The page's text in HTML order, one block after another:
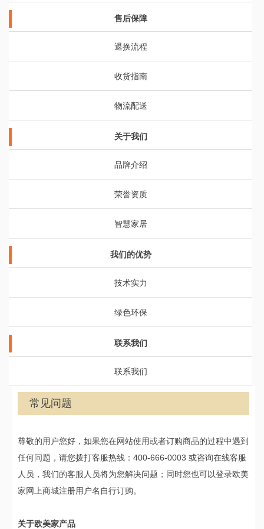
售后保障
退换流程
收货指南
物流配送
关于我们
品牌介绍
荣誉资质
智慧家居
我们的优势
技术实力
绿色环保
联系我们
联系我们
常见问题
尊敬的用户您好，如果您在网站使用或者订购商品的过程中遇到
任何问题，请您拨打客服热线：400-666-0003 或咨询在线客服
人员，我们的客服人员将为您解决问题；同时您也可以登录欧美
家网上商城注册用户名自行订购。
关于欧美家产品